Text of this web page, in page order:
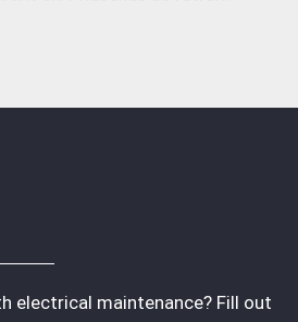
electrical maintenance? Fill out